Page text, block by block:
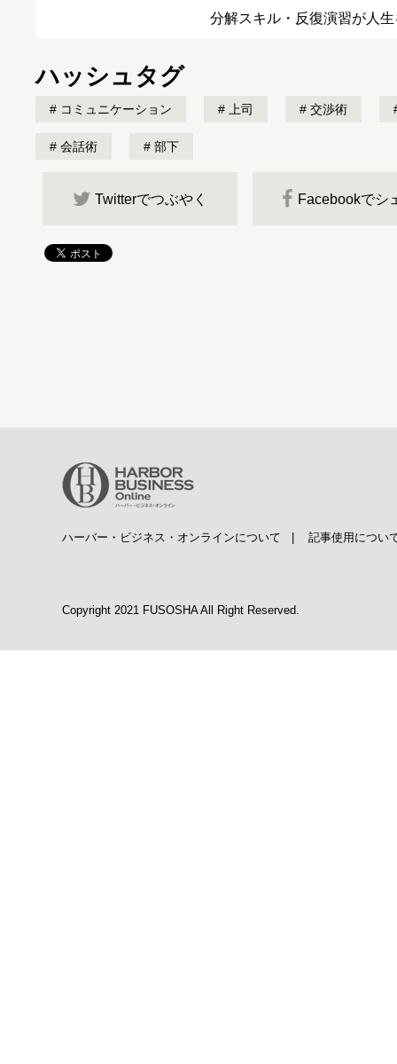
分解スキル・反復演習が人
ハッシュタグ
コミュニケーション 上司 交渉術
会話術 部下
Twitterでつぶやく Facebookでシ
ハーバー・ビジネス・オンラインについて 記事使用につい
Copyright 2021 FUSOSHA All Right Reserved.